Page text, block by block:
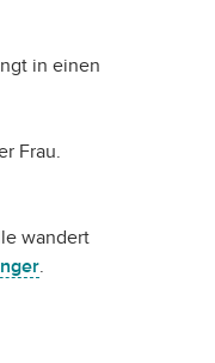
in einen
Frau.
wandert
.